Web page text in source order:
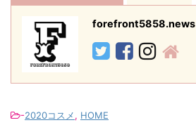
forefront5858.news
-2020コスメ, HOME